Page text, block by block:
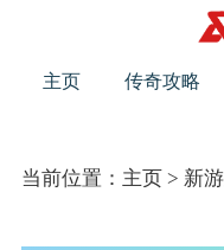
主页 传奇攻略
当前位置： 主页 > 新